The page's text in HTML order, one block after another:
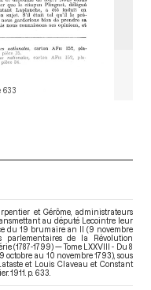
633
et Gérôme, administrateurs
au député Lecointre leur
du 19 brumaire an II (9 novembre
parlementaires de la Révolution
(1787-1799) — Tome LXXVIII - Du 8
octobre au 10 novembre 1793) , sous
et Louis Claveau et Constant
1911. p. 633.